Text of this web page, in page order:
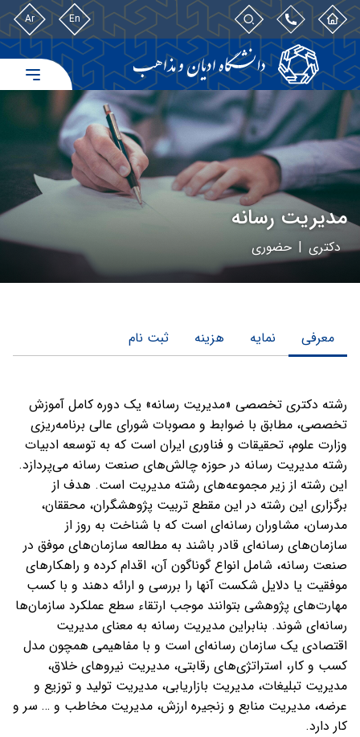
En
Ar
مدیریت رسانه
دکتری | حضوری
معرفی نمایه هزینه ثبت نام
رشته دکتری تخصصی «مدیریت رسانه» یک دوره کامل آموزش
تخصصی، مطابق با ضوابط و مصوبات شورای عالی برنامه‌ریزی
وزارت علوم، تحقیقات و فناوری ایران است که به توسعه ادبیات
رشته مدیریت رسانه در حوزه چالش‌های صنعت رسانه می‌پردازد.
این رشته از زیر مجموعه‌های رشته مدیریت است. هدف از
برگزاری این رشته در این مقطع تربیت پژوهشگران، محققان،
مدرسان، مشاوران رسانه‌ای است که با شناخت به روز از
سازمان‌های رسانه‌ای قادر باشند به مطالعه سازمان‌های موفق در
صنعت رسانه، شامل انواع گوناگون آن، اقدام کرده و راهکارهای
موفقیت یا دلایل شکست ‌آنها را بررسی و ارائه دهند و با کسب
مهارت‌های پژوهشی بتوانند موجب ارتقاء سطع عملکرد سازمان‌ها
رسانه‌ای شوند. بنابراین مدیریت رسانه به معنای مدیریت
اقتصادی یک سازمان رسانه‌ای است و با مفاهیمی همچون مدل
کسب و کار، استراتژی‌های رقابتی، مدیریت نیروهای خلاق،
مدیریت تبلیغات، مدیریت بازاریابی، مدیریت تولید و توزیع و
عرضه، مدیریت منابع و زنجیره ارزش، مدیریت مخاطب و … سر و
کار دارد.